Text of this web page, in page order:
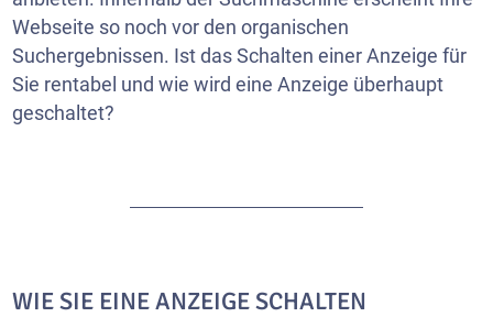
Webseite so noch vor den organischen
Suchergebnissen. Ist das Schalten einer Anzeige für
Sie rentabel und wie wird eine Anzeige überhaupt
geschaltet?
WIE SIE EINE ANZEIGE SCHALTEN